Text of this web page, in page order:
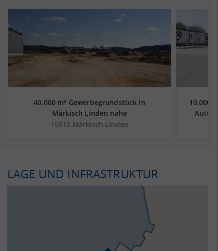
40.000 m² Gewerbegrundstück in
Märkisch Linden nahe
Güterverkehrszentrum GVZ Berlin West
16818 Märkisch Linden
10.000
LAGE UND INFRASTRUKTUR